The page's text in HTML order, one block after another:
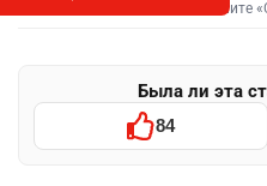
Выделите фрагмент и нажмите
Была ли эта
84